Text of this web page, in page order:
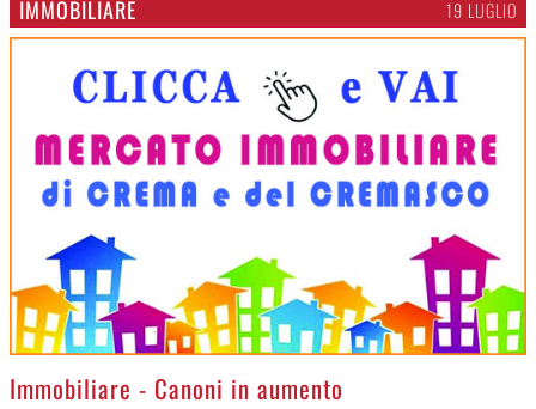
IMMOBILIARE 19 LUGLIO
>Immobiliare - Canoni in aumento